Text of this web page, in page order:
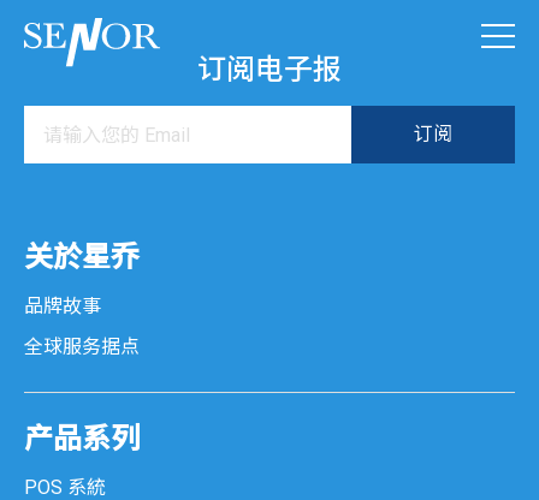
订阅电子报
关於星乔
品牌故事
全球服务据点
产品系列
POS 系統